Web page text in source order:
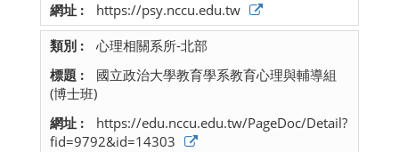
https://psy.nccu.edu.tw
心理相關系所-北部
國立政治大學教育學系教育心理與輔導組
(博士班)
https://edu.nccu.edu.tw/PageDoc/Detail?
fid=9792&id=14303